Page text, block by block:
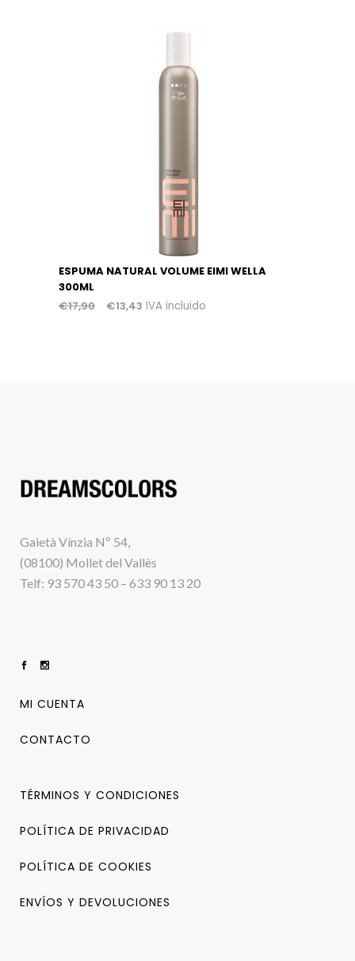
ESPUMA NATURAL VOLUME EIMI WELLA
300ML
€17,90 €13,43 IVA incluido
Gaietà Vínzia Nº 54,
(08100) Mollet del Vallès
Telf: 93 570 43 50 – 633 90 13 20
MI CUENTA
CONTACTO
TÉRMINOS Y CONDICIONES
POLÍTICA DE PRIVACIDAD
POLÍTICA DE COOKIES
ENVÍOS Y DEVOLUCIONES